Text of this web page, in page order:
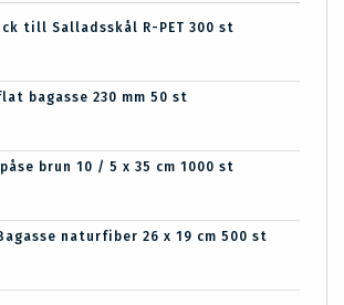
till Salladsskål R-PET 300 st
bagasse 230 mm 50 st
brun 10 / 5 x 35 cm 1000 st
naturfiber 26 x 19 cm 500 st